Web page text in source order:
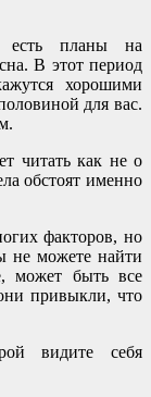
планы на
В этот период
хорошими
для вас.
читать как не о
обстоят именно
факторов, но
не можете найти
может быть все
привыкли, что
видите себя